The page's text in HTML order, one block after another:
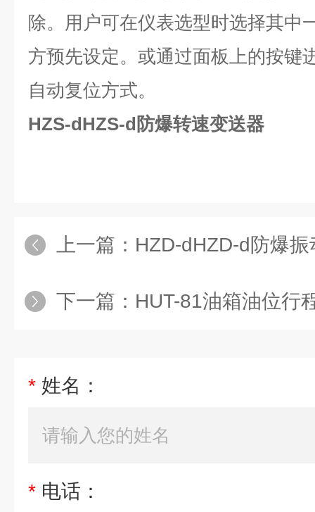
除。用户可在仪表选型时选择其中
方预先设定。或通过面板上的按键
自动复位方式。
HZS-dHZS-d防爆转速变送器
上一篇： HZD-dHZD-d防爆
下一篇： HUT-81油箱油位行
* 姓名：
* 电话：